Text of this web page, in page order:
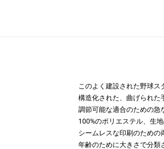
このよく建設された野球ス
構造化された、曲げられた
調節可能な適合のための急
100%のポリエステル、生
シームレスな印刷のため
年齢のために大きさで分類